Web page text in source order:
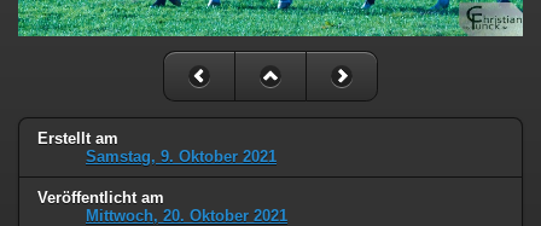
Erstellt am
Samstag, 9. Oktober 2021
Veröffentlicht am
Mittwoch, 20. Oktober 2021